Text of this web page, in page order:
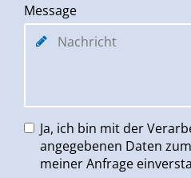
Message
Ja, ich bin mit der
angegebenen Daten
meiner Anfrage